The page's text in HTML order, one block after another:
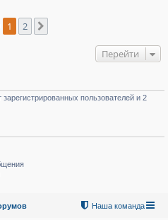
1 2
Перейти
пользователей и 2
Наша команда